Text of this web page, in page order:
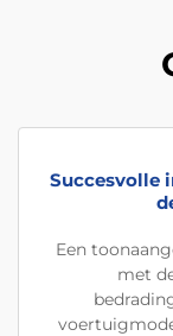
Succesvolle
Een
met